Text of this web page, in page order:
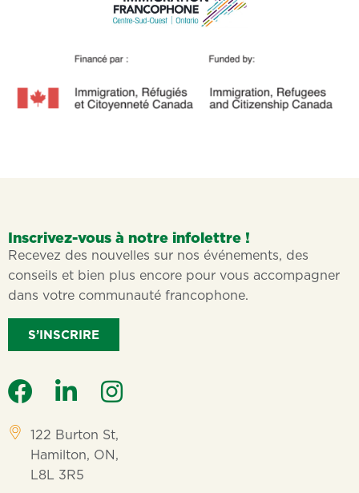
Inscrivez-vous à notre infolettre !
Recevez des nouvelles sur nos événements, des
conseils et bien plus encore pour vous accompagner
dans votre communauté francophone.
S’INSCRIRE
122 Burton St,
Hamilton, ON,
L8L 3R5